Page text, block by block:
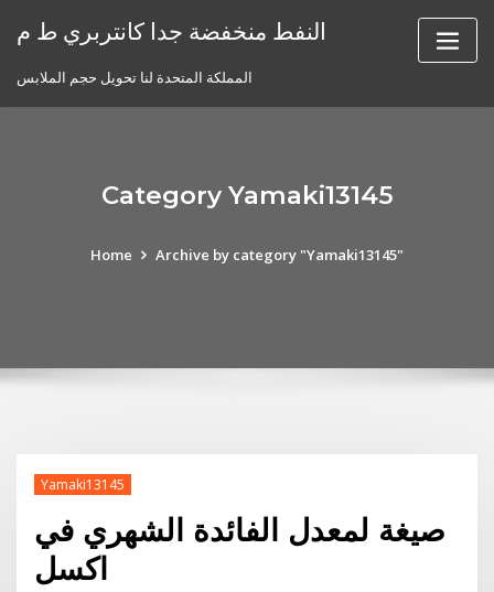
النفط منخفضة جدا كانتربري ط م
المملكة المتحدة لنا تحويل حجم الملابس
Category Yamaki13145
Home Archive by category "Yamaki13145"
Yamaki13145
صيغة لمعدل الفائدة الشهري في
اكسل